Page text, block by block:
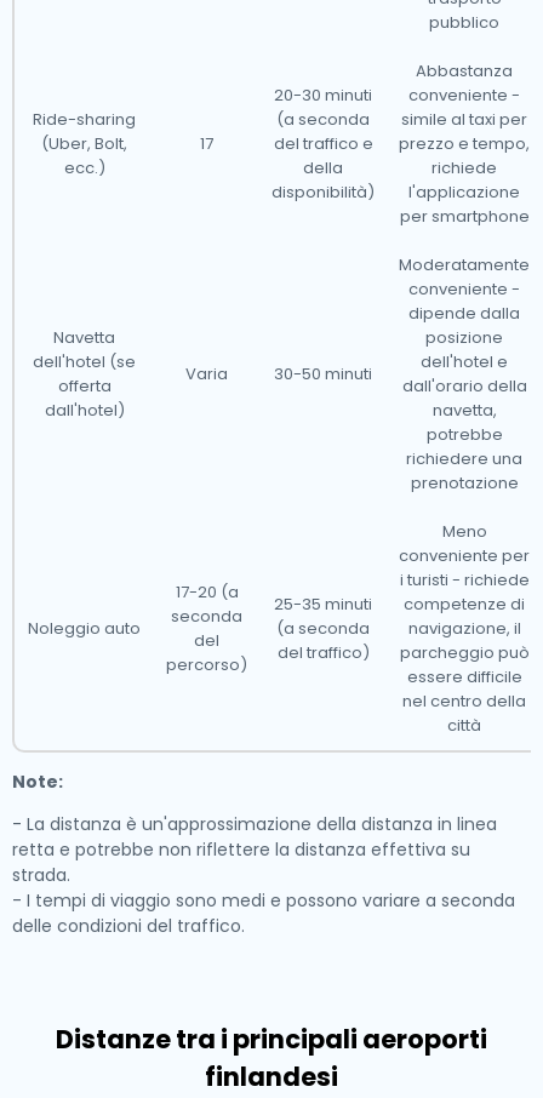
I nostri taxi operano in tutti i principali aeroporti
internazionali in Finlandia, rendendoli accessibili da
quasi 300 città e paesi in tutto il paese.Di seguito è
riportato un elenco degli aeroporti in cui i nostri taxi
pubblico
Ride-sharing
(Uber, Bolt,
ecc.)
17
20-30 minuti
(a seconda
del traffico e
della
disponibilità)
Abbastanza
conveniente -
simile al taxi per
prezzo e tempo,
richiede
l'applicazione
per smartphone
Navetta
dell'hotel (se
offerta
dall'hotel)
Varia 30-50 minuti
Moderatamente
conveniente -
dipende dalla
posizione
dell'hotel e
dall'orario della
navetta,
potrebbe
richiedere una
prenotazione
Noleggio auto
17-20 (a
seconda
del
percorso)
25-35 minuti
(a seconda
del traffico)
Meno
conveniente per
i turisti - richiede
competenze di
navigazione, il
parcheggio può
essere difficile
nel centro della
città
Note:
- La distanza è un'approssimazione della distanza in linea
retta e potrebbe non riflettere la distanza effettiva su
strada.
- I tempi di viaggio sono medi e possono variare a seconda
delle condizioni del traffico.
Distanze tra i principali aeroporti
finlandesi